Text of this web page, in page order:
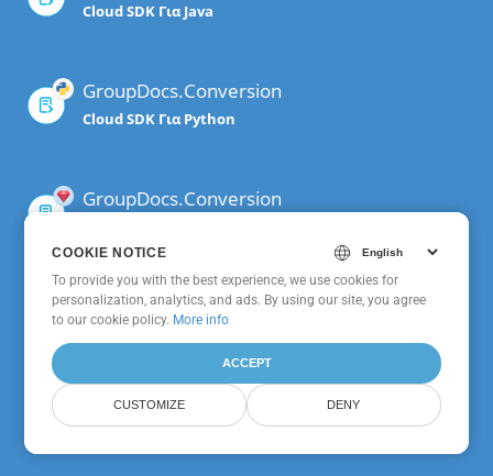
Cloud SDK Για Java
GroupDocs.Conversion
Cloud SDK Για Python
GroupDocs.Conversion
GroupDocs.Conversion
GroupDocs.Conversion
COOKIE NOTICE
To provide you with the best experience, we use cookies for
personalization, analytics, and ads. By using our site, you agree
toour cookie policy.
ACCEPT
CUSTOMIZE DENY
COOKIE NOTICE
To provide you with the best experience, we use cookies for
personalization, analytics, and ads. By using our site, you agree
to our cookie policy. More info
ACCEPT
CUSTOMIZE DENY